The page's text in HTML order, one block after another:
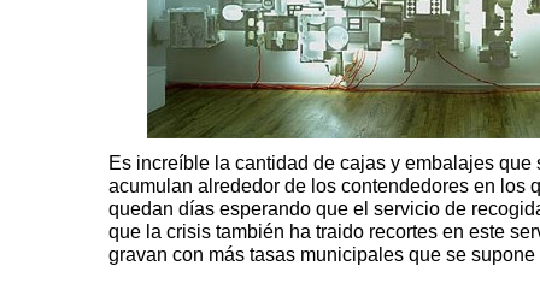
Es increíble la cantidad de cajas y embalajes
acumulan alrededor de los contendedores en los
quedan días esperando que el servicio de
que la crisis también ha traido recortes en este
gravan con más tasas municipales que se